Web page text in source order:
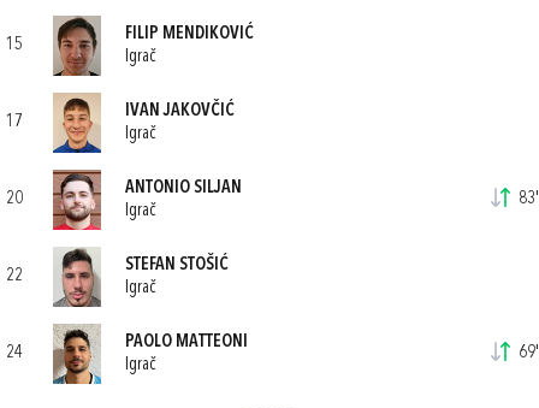
15
FILIP MENDIKOVIĆ
Igrač
17
IVAN JAKOVČIĆ
Igrač
20
ANTONIO SILJAN
Igrač
83'
22
STEFAN STOŠIĆ
Igrač
24
PAOLO MATTEONI
Igrač
69'